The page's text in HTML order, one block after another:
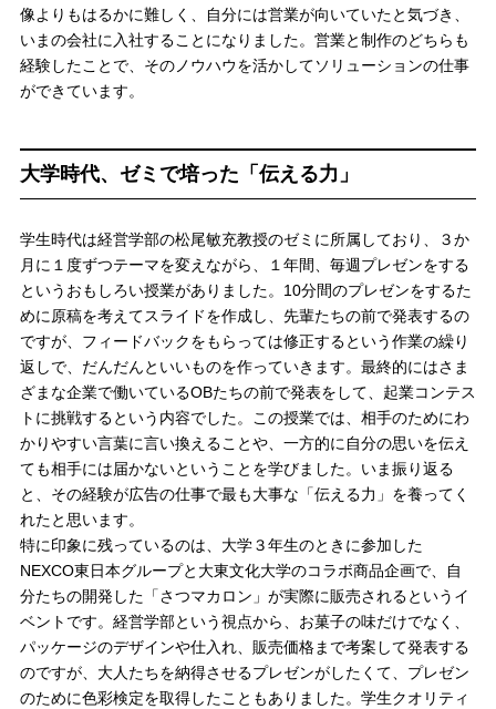
像よりもはるかに難しく、自分には営業が向いていたと気づき、
いまの会社に入社することになりました。営業と制作のどちらも
経験したことで、そのノウハウを活かしてソリューションの仕事
ができています。
大学時代、ゼミで培った「伝える力」
学生時代は経営学部の松尾敏充教授のゼミに所属しており、３か
月に１度ずつテーマを変えながら、１年間、毎週プレゼンをする
というおもしろい授業がありました。10分間のプレゼンをするた
めに原稿を考えてスライドを作成し、先輩たちの前で発表するの
ですが、フィードバックをもらっては修正するという作業の繰り
返しで、だんだんといいものを作っていきます。最終的にはさま
ざまな企業で働いているOBたちの前で発表をして、起業コンテス
トに挑戦するという内容でした。この授業では、相手のためにわ
かりやすい言葉に言い換えることや、一方的に自分の思いを伝え
ても相手には届かないということを学びました。いま振り返る
と、その経験が広告の仕事で最も大事な「伝える力」を養ってく
れたと思います。
特に印象に残っているのは、大学３年生のときに参加した
NEXCO東日本グループと大東文化大学のコラボ商品企画で、自
分たちの開発した「さつマカロン」が実際に販売されるというイ
ベントです。経営学部という視点から、お菓子の味だけでなく、
パッケージのデザインや仕入れ、販売価格まで考案して発表する
のですが、大人たちを納得させるプレゼンがしたくて、プレゼン
のために色彩検定を取得したこともありました。学生クオリティ